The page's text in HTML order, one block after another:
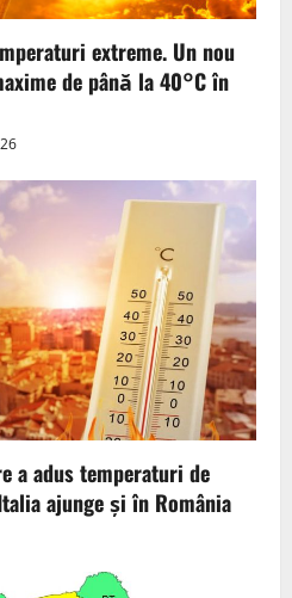
extreme. Un nou
de până la 40°C în
a adus temperaturi de
ajunge și în România